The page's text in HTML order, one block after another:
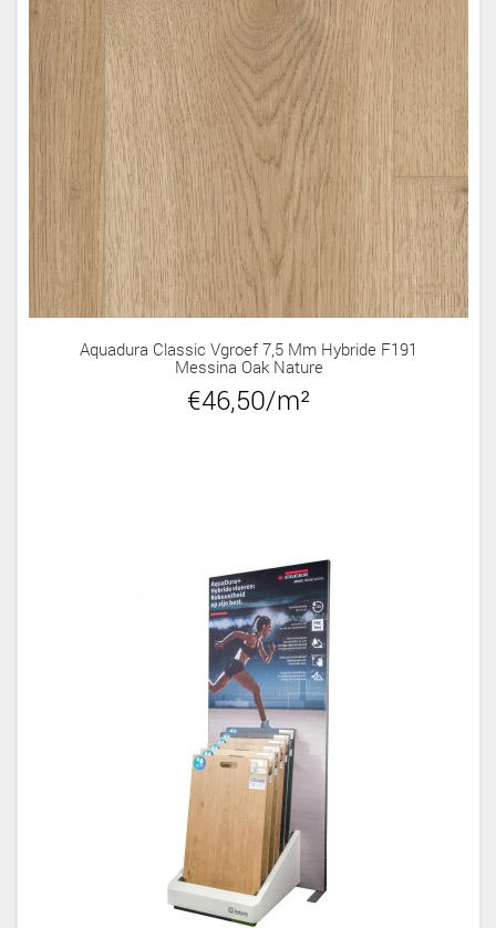
Aquadura Classic Vgroef 7,5 Mm Hybride F191
Messina Oak Nature
€46,50/m²